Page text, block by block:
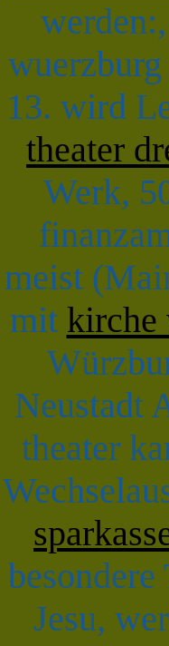
13. wird
theater
Werk,
meist
mit kirche
Neustadt
theater
Jesu,